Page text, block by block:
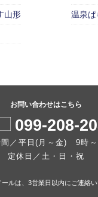
山形 温泉
お問い合わせはこちら
099-208-
間／平日(月～金) 9時
定休日／土・日・祝
ルは、3営業日以内にご連絡い